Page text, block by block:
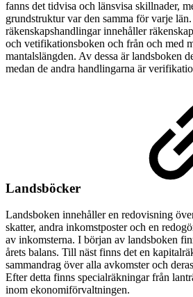
fanns det tidvisa och länsvisa skillnader,
grundstruktur var den samma för varje
räkenskapshandlingar innehåller
och vetifikationsboken och från och med
mantalslängden. Av dessa är landsboken
medan de andra handlingarna är
Landsböcker
Landsboken innehåller en redovisning
skatter, andra inkomstposter och en
av inkomsterna. I början av landsboken
årets balans. Till näst finns det en
sammandrag över alla avkomster och
Efter detta finns specialräkningar från
inom ekonomiförvaltningen.